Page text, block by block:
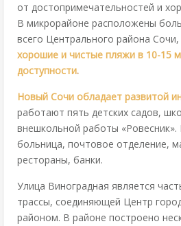
от достопримечательностей и
В микрорайоне расположены
всего Центрального района
хорошие и чистые пляжи в 10-15
доступности.
Новый Сочи обладает развитой
работают пять детских садов,
внешкольной работы «Ровесник».
больница, почтовое отделение,
рестораны, банки.
Улица Виноградная является
трассы, соединяющей Центр
районом. В районе построено